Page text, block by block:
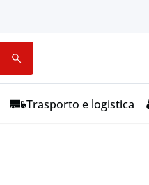
Trasporto e logistica